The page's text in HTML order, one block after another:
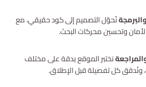
نُحوّل التصميم إلى كود حقيقي، مع
وتحسين محركات البحث.
نختبر الموقع بدقة على مختلف
ونُدقق كل تفصيلة قبل الإطلاق.